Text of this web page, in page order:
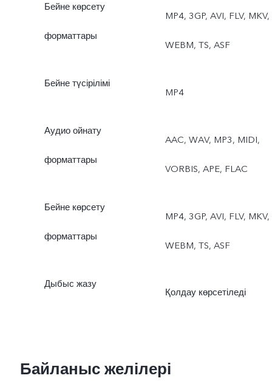
Бейне көрсету
форматтары
MP4, 3GP, AVI, FLV, MKV,
WEBM, TS, ASF
Бейне түсірілімі
MP4
Аудио ойнату
форматтары
AAC, WAV, MP3, MIDI,
VORBIS, APE, FLAC
Бейне көрсету
форматтары
MP4, 3GP, AVI, FLV, MKV,
WEBM, TS, ASF
Дыбыс жазу
Қолдау көрсетіледі
Байланыс желілері